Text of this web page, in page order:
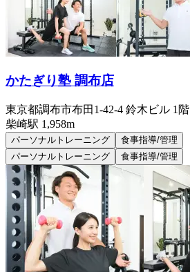
かたぎり塾 調布店
東京都調布市布田1-42-4 鈴木ビル 1階
柴崎駅 1,958m
パーソナルトレーニング
食事指導/管理
パーソナルトレーニング
食事指導/管理